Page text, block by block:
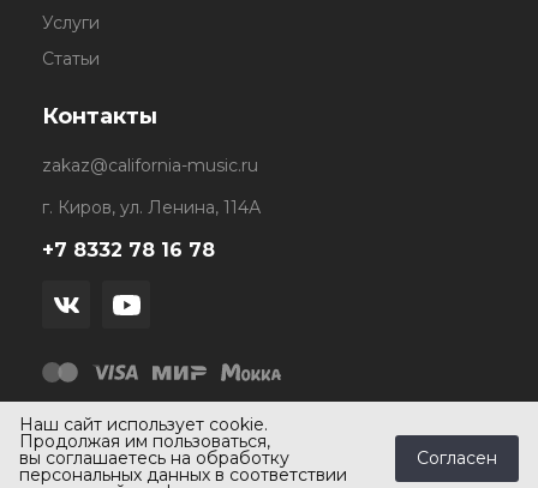
Услуги
Статьи
Контакты
zakaz@california-music.ru
г. Киров, ул. Ленина, 114А
+7 8332 78 16 78
Наш сайт использует cookie.
Продолжая им пользоваться,
вы соглашаетесь на обработку
персональных данных в соответствии
Согласен